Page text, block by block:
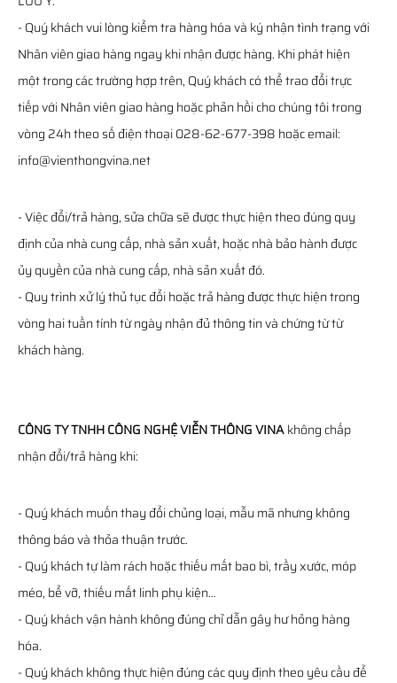
- Quý khách vui lòng kiểm tra hàng hóa và ký nhận tình trạng với
Nhân viên giao hàng ngay khi nhận được hàng. Khi phát hiện
một trong các trường hợp trên, Quý khách có thể trao đổi trực
tiếp với Nhân viên giao hàng hoặc phản hồi cho chúng tôi trong
vòng 24h theo số điện thoại 028-62-677-398 hoặc email:
info@vienthongvina.net
- Việc đổi/trả hàng, sửa chữa sẽ được thực hiện theo đúng quy
định của nhà cung cấp, nhà sản xuất, hoặc nhà bảo hành được
ủy quyền của nhà cung cấp, nhà sản xuất đó.
- Quy trình xử lý thủ tục đổi hoặc trả hàng được thực hiện trong
vòng hai tuần tính từ ngày nhận đủ thông tin và chứng từ từ
khách hàng.
CÔNG TY TNHH CÔNG NGHỆ VIỄN THÔNG VINAkhông chấp
nhận đổi/trả hàng khi:
- Quý khách muốn thay đổi chủng loại, mẫu mã nhưng không
thông báo và thỏa thuận trước.
- Quý khách tự làm rách hoặc thiếu mất bao bì, trầy xước, móp
méo, bể vỡ, thiếu mất linh phụ kiện…
- Quý khách vận hành không đúng chỉ dẫn gây hư hỏng hàng
hóa.
- Quý khách không thực hiện đúng các quy định theo yêu cầu để